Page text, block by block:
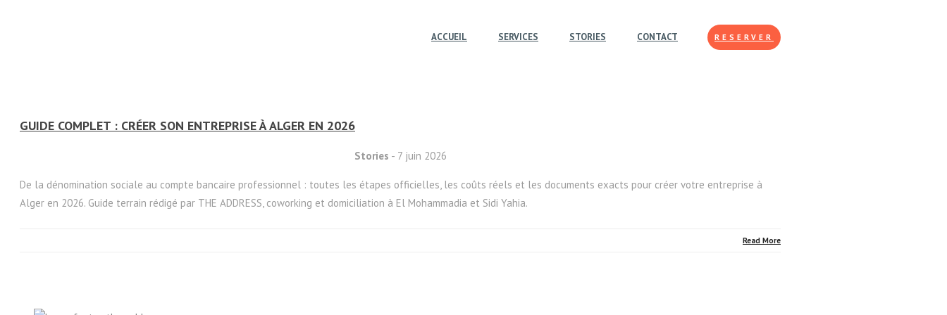
RESERVER
ACCUEIL SERVICES STORIES CONTACT
GUIDE COMPLET : CRÉER SON ENTREPRISE À ALGER EN 2026
Stories - 7 juin 2026
De la dénomination sociale au compte bancaire professionnel : toutes les étapes officielles, les coûts réels et les documents exacts pour créer votre entreprise à
Alger en 2026. Guide terrain rédigé par THE ADDRESS, coworking et domiciliation à El Mohammadia et Sidi Yahia.
Read More